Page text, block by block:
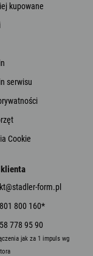
kupowane
serwisu
Cookie
klienta
form.pl
800 160*
778 95 90
jak za 1 impuls wg